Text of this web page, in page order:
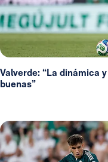
Valverde: “La dinámica
buenas”